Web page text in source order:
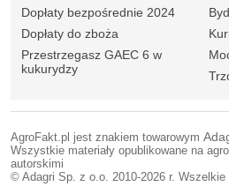
Dopłaty bezpośrednie 2024
Dopłaty do zboża
Przestrzegasz GAEC 6 w
kukurydzy
AgroFakt.pl jest znakiem towarowym
Wszystkie materiały opublikowane na
autorskimi
© Adagri Sp. z o.o. 2010-2026 r. Wszelkie